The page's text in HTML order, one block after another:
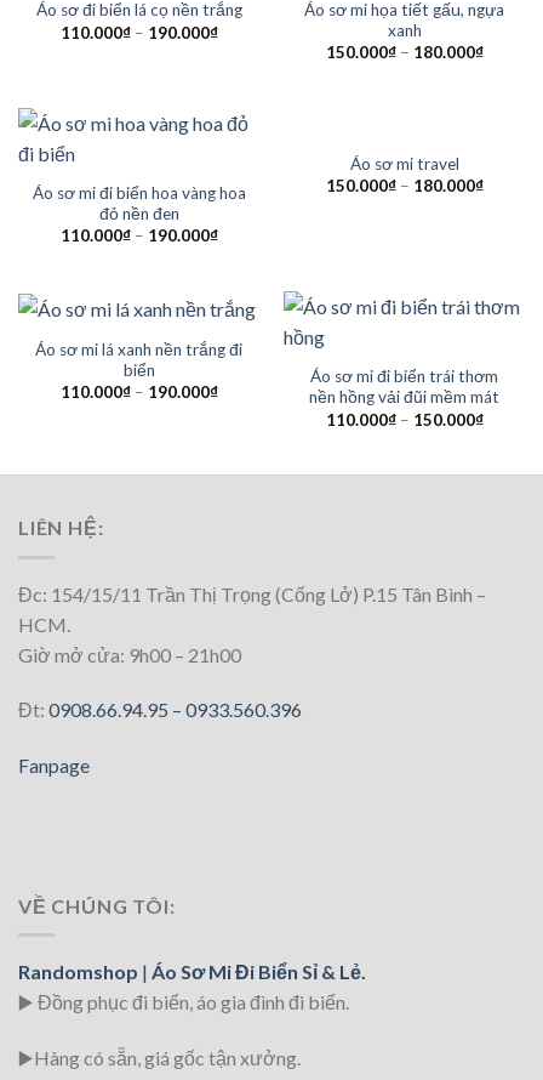
Áo sơ đi biển lá cọ nền trắng
110.000₫– 190.000₫
HẾT HÀNG
Áo sơ mi họa tiết gấu, ngựa
xanh
150.000₫– 180.000₫
Áo sơ mi đi biển hoa vàng hoa
đỏ nền đen
110.000₫– 190.000₫
HẾT HÀNG
Áo sơ mi travel
150.000₫– 180.000₫
Áo sơ mi lá xanh nền trắng đi
biển
110.000₫– 190.000₫
Áo sơ mi đi biển trái thơm
nền hồng vải đũi mềm mát
110.000₫– 150.000₫
LIÊN HỆ:
Đc: 154/15/11 Trần Thị Trọng (Cống Lở) P.15 Tân Bình –
HCM.
Giờ mở cửa: 9h00 – 21h00
Đt: 0908.66.94.95 – 0933.560.396
Fanpage
VỀ CHÚNG TÔI:
Randomshop | Áo Sơ Mi Đi Biển Sỉ & Lẻ.
▶️ Đồng phục đi biển, áo gia đình đi biển.
▶️Hàng có sẵn, giá gốc tận xưởng.